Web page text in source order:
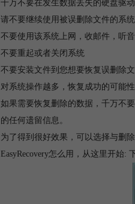
千万不要在发生数据丢失的硬盘驱
请不要继续使用被误删除文件的系统
不要使用该系统上网，收邮件，听
不要重起或者关闭系统
不要安装文件到您想要恢复误删除
对系统操作越多，恢复成功的可能
如果需要恢复删除的数据，千万不
的任何遗留信息。
为了得到很好效果，可以选择与删
EasyRecovery怎么用，从这里开始: